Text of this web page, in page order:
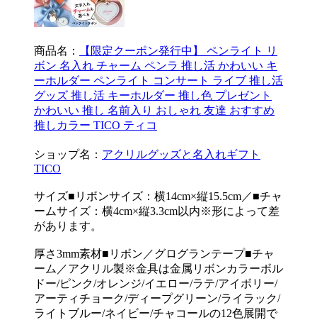
商品名：
【限定クーポン発行中】 ペンライト リ
ボン 名入れ チャーム ペンラ 推し活 かわいい キ
ーホルダー ペンライト コンサート ライブ 推し活
グッズ 推し活 キーホルダー 推し色 プレゼント
かわいい 推し 名前入り おしゃれ 友達 おすすめ
推しカラー TICO ティコ
ショップ名： アクリルグッズと名入れギフト
TICO
サイズ■リボンサイズ：横14cm×縦15.5cm／■チャ
ームサイズ：横4cm×縦3.3cm以内※形によって差
があります。
厚さ3mm素材■リボン／グログランテープ■チャ
ーム／アクリル製※金具は金属リボンカラーボル
ドー/ピンク/オレンジ/イエロー/ラテ/アイボリー/
アーティチョーク/ディープグリーン/ライラック/
ライトブルー/ネイビー/チャコールの12色展開で